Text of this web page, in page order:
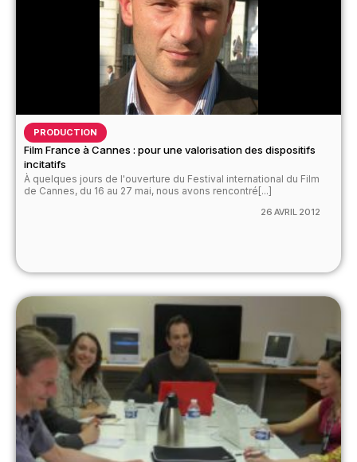
PRODUCTION
Film France à Cannes : pour une valorisation des dispositifs
incitatifs
À quelques jours de l'ouverture du Festival international du Film
de Cannes, du 16 au 27 mai, nous avons rencontré[...]
26 AVRIL 2012